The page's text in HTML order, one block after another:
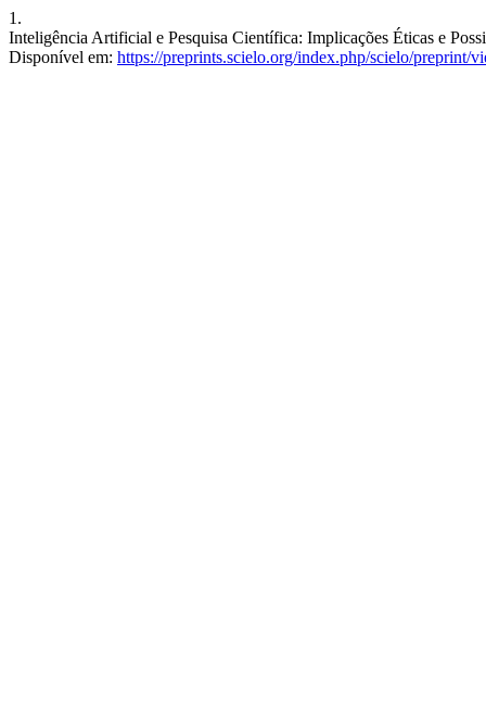
1.
Inteligência Artificial e Pesquisa Científica: Implicações Éticas e
Disponível em: https://preprints.scielo.org/index.php/scielo/preprint/